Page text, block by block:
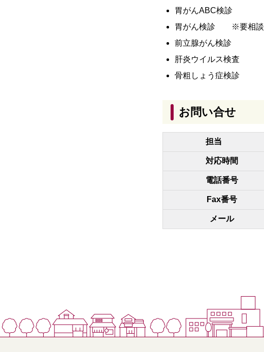
胃がんABC検診
胃がん検診
※要相談
前立腺がん検診
肝炎ウイルス検査
骨粗しょう症検診
お問い合せ
担当
対応時間
電話番号
Fax番号
メール